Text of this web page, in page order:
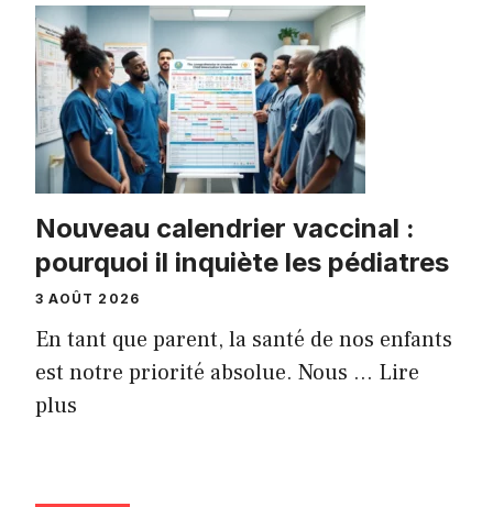
Nouveau calendrier vaccinal :
pourquoi il inquiète les pédiatres
3 AOÛT 2026
En tant que parent, la santé de nos enfants
est notre priorité absolue. Nous ... Lire
plus